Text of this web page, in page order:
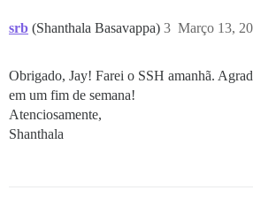
srb (Shanthala Basavappa) Março 13,
3
Obrigado, Jay! Farei o SSH amanhã.
em um fim de semana!
Atenciosamente,
Shanthala